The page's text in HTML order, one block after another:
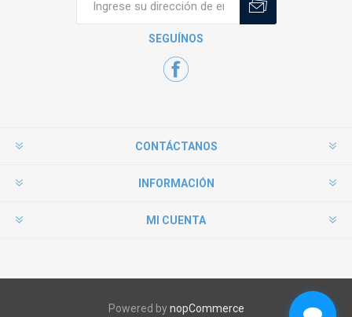
SEGUÍNOS
CONTÁCTANOS
INFORMACIÓN
MI CUENTA
Powered bynopCommerce